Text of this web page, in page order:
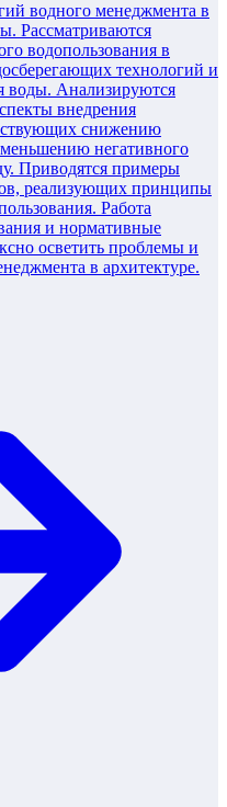
водного менеджмента в
Рассматриваются
водопользования в
технологий и
воды. Анализируются
внедрения
снижению
негативного
Приводятся примеры
реализующих принципы
Работа
и нормативные
осветить проблемы и
в архитектуре.